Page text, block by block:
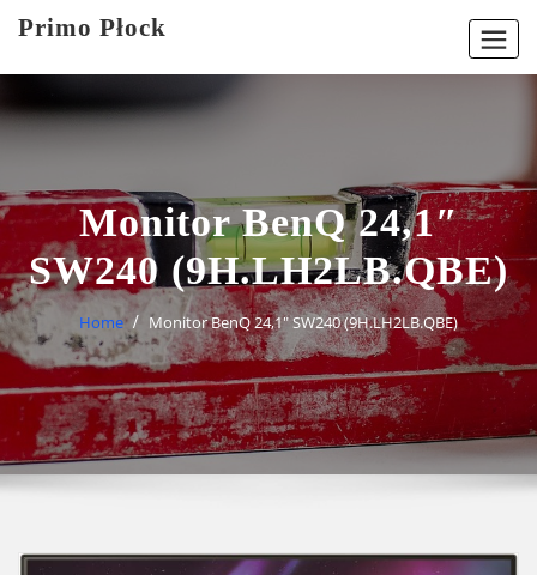
Primo Płock
Monitor BenQ 24,1″
SW240 (9H.LH2LB.QBE)
Home Monitor BenQ 24,1″ SW240 (9H.LH2LB.QBE)